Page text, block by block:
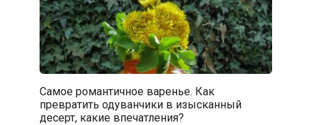
Самое романтичное варенье. Как
превратить одуванчики в изысканный
десерт, какие впечатления?